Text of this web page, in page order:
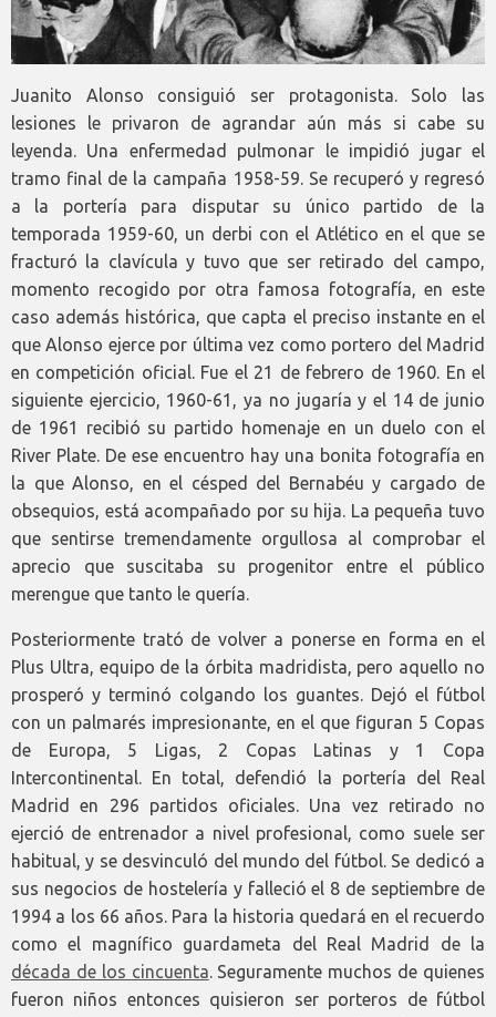
Juanito Alonso consiguió ser protagonista. Solo las
lesiones le privaron de agrandar aún más si cabe su
leyenda. Una enfermedad pulmonar le impidió jugar el
tramo final de la campaña 1958-59. Se recuperó y regresó
a la portería para disputar su único partido de la
temporada 1959-60, un derbi con el Atlético en el que se
fracturó la clavícula y tuvo que ser retirado del campo,
momento recogido por otra famosa fotografía, en este
caso además histórica, que capta el preciso instante en el
que Alonso ejerce por última vez como portero del Madrid
en competición oficial. Fue el 21 de febrero de 1960. En el
siguiente ejercicio, 1960-61, ya no jugaría y el 14 de junio
de 1961 recibió su partido homenaje en un duelo con el
River Plate. De ese encuentro hay una bonita fotografía en
la que Alonso, en el césped del Bernabéu y cargado de
obsequios, está acompañado por su hija. La pequeña tuvo
que sentirse tremendamente orgullosa al comprobar el
aprecio que suscitaba su progenitor entre el público
merengue que tanto le quería.
Posteriormente trató de volver a ponerse en forma en el
Plus Ultra, equipo de la órbita madridista, pero aquello no
prosperó y terminó colgando los guantes. Dejó el fútbol
con un palmarés impresionante, en el que figuran 5 Copas
de Europa, 5 Ligas, 2 Copas Latinas y 1 Copa
Intercontinental. En total, defendió la portería del Real
Madrid en 296 partidos oficiales. Una vez retirado no
ejerció de entrenador a nivel profesional, como suele ser
habitual, y se desvinculó del mundo del fútbol. Se dedicó a
sus negocios de hostelería y falleció el 8 de septiembre de
1994 a los 66 años. Para la historia quedará en el recuerdo
como el magnífico guardameta del Real Madrid de la
década de los cincuenta. Seguramente muchos de quienes
fueron niños entonces quisieron ser porteros de fútbol